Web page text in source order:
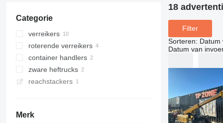
Categorie
verreikers
roterende verreikers
container handlers
zware heftrucks
reachstackers
Merk
18
Filter
Sorteren: Datum
Datum van